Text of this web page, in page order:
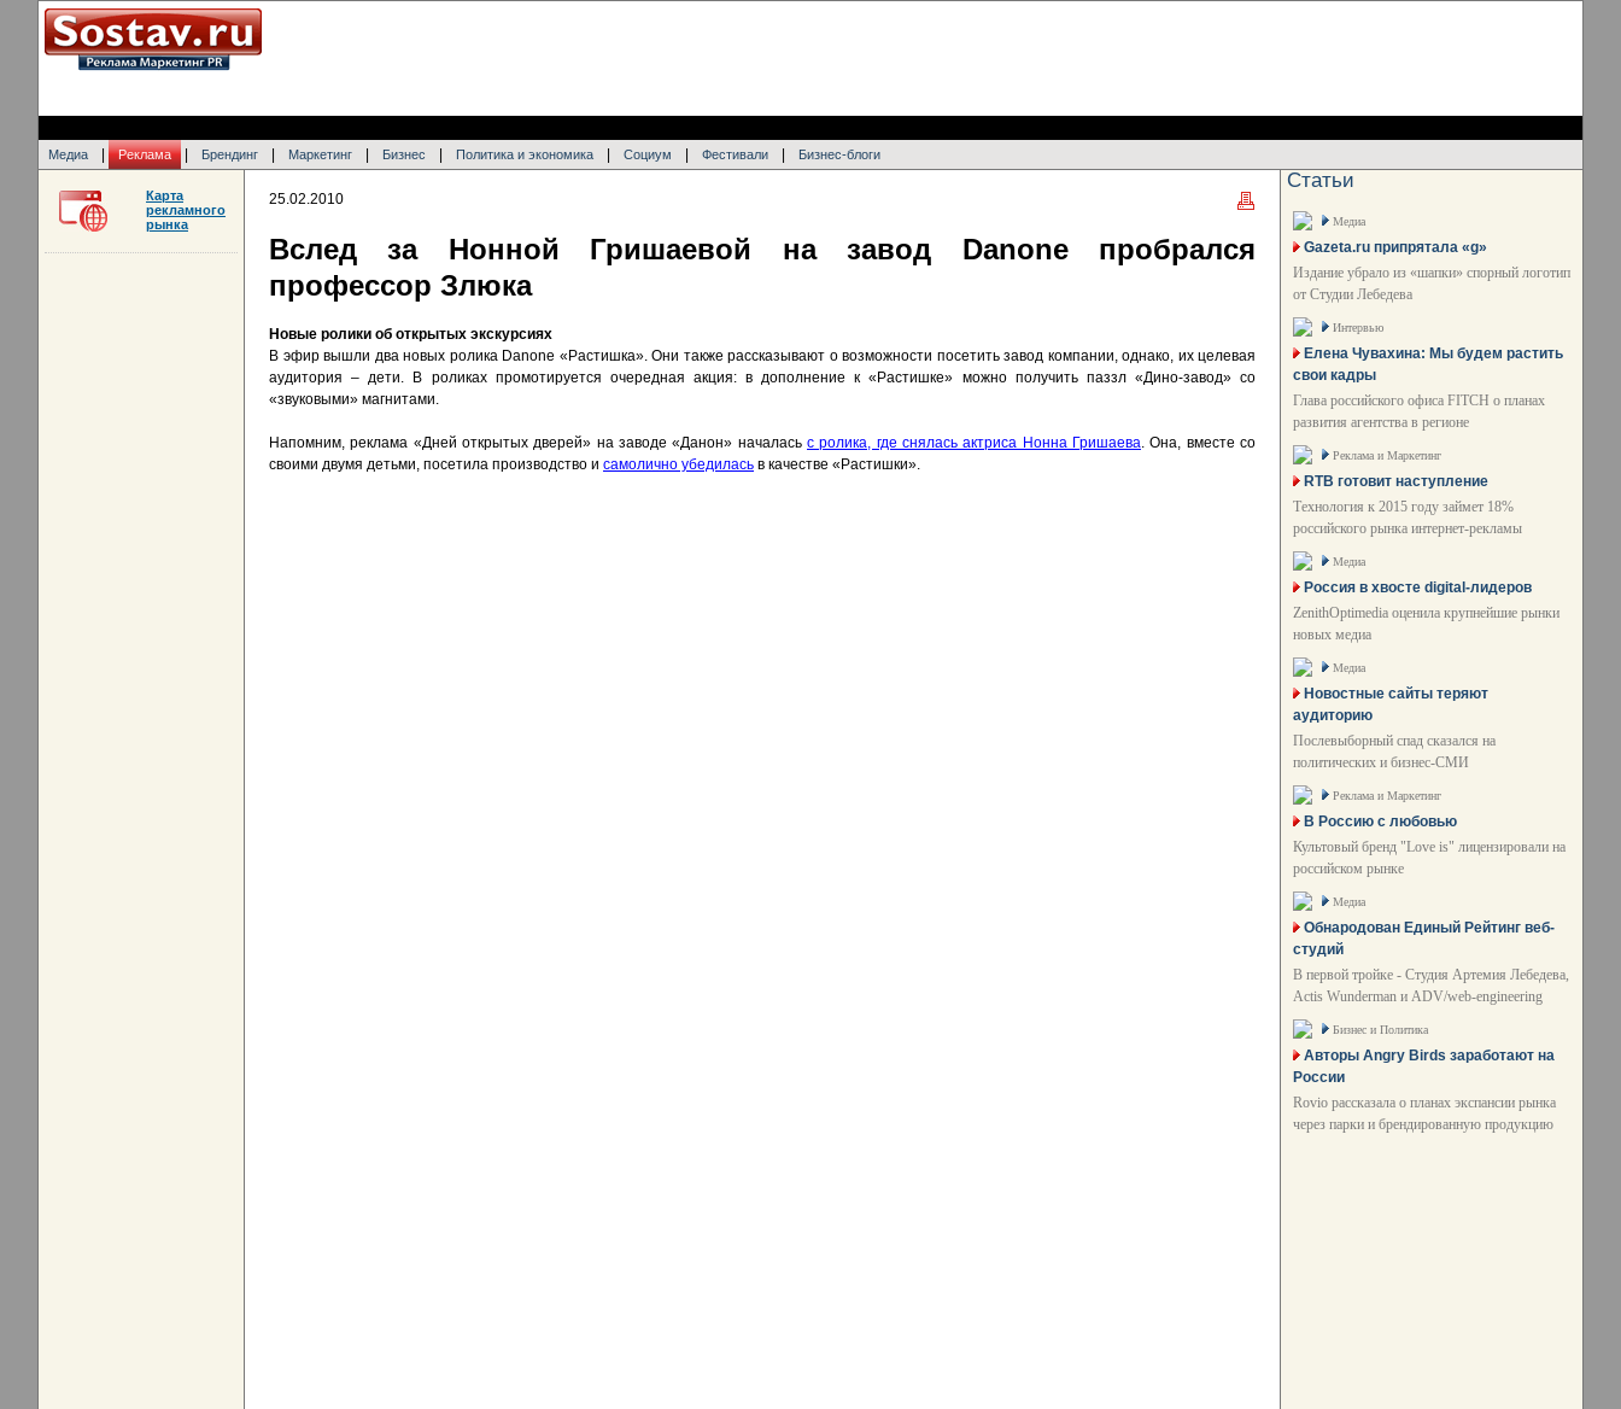
Медиа Реклама Брендинг Маркетинг Бизнес Политика и экономика Социум Фестивали Бизнес-блоги
25.02.2010
Вслед за Нонной Гришаевой на завод Danone пробрался
профессор Злюка
Новые ролики об открытых экскурсиях
В эфир вышли два новых ролика Danone «Растишка». Они также рассказывают о возможности посетить завод компании, однако, их целевая
аудитория – дети. В роликах промотируется очередная акция: в дополнение к «Растишке» можно получить паззл «Дино-завод» со
«звуковыми» магнитами.
Напомним, реклама «Дней открытых дверей» на заводе «Данон» началась с ролика, где снялась актриса Нонна Гришаева. Она, вместе со
своими двумя детьми, посетила производство и самолично убедилась в качестве «Растишки».
Карта
рекламного
рынка
Статьи
Медиа
Gazeta.ru припрятала «g»
Издание убрало из «шапки» спорный логотип
от Студии Лебедева
Интервью
Елена Чувахина: Мы будем растить
свои кадры
Глава российского офиса FITCH о планах
развития агентства в регионе
Реклама и Маркетинг
RTB готовит наступление
Технология к 2015 году займет 18%
российского рынка интернет-рекламы
Медиа
Россия в хвосте digital-лидеров
ZenithOptimedia оценила крупнейшие рынки
новых медиа
Медиа
Новостные сайты теряют
аудиторию
Послевыборный спад сказался на
политических и бизнес-СМИ
Реклама и Маркетинг
В Россию с любовью
Культовый бренд "Love is" лицензировали на
российском рынке
Медиа
Обнародован Единый Рейтинг веб-
студий
В первой тройке - Студия Артемия Лебедева,
Actis Wunderman и ADV/web-engineering
Бизнес и Политика
Авторы Angry Birds заработают на
России
Rovio рассказала о планах экспансии рынка
через парки и брендированную продукцию